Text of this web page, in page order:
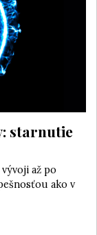
starnutie
až po
ako v